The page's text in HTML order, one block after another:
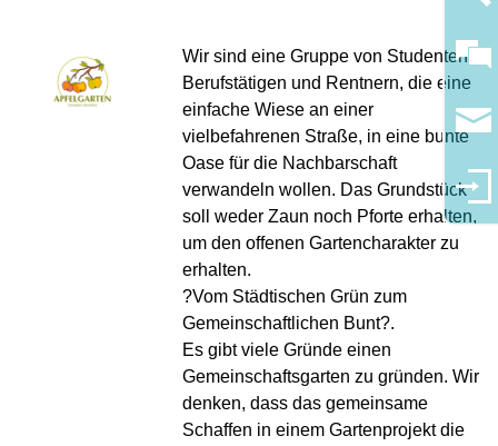
Wir sind eine Gruppe von Studenten,
Berufstätigen und Rentnern, die eine
einfache Wiese an einer
vielbefahrenen Straße, in eine bunte
Oase für die Nachbarschaft
verwandeln wollen. Das Grundstück
soll weder Zaun noch Pforte erhalten,
um den offenen Gartencharakter zu
erhalten.
?Vom Städtischen Grün zum
Gemeinschaftlichen Bunt?.
Es gibt viele Gründe einen
Gemeinschaftsgarten zu gründen. Wir
denken, dass das gemeinsame
Schaffen in einem Gartenprojekt die